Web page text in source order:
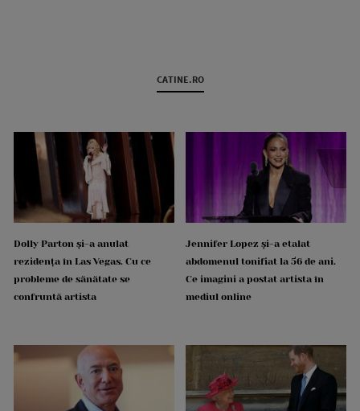
CATINE.RO
Dolly Parton și-a anulat
rezidența în Las Vegas. Cu ce
probleme de sănătate se
confruntă artista
Jennifer Lopez și-a etalat
abdomenul tonifiat la 56 de ani.
Ce imagini a postat artista în
mediul online